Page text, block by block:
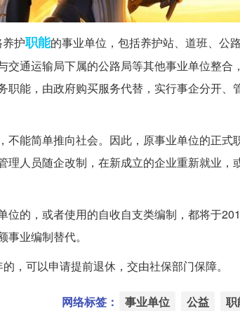
护职能的事业单位，包括养护站、道班、公
交通运输局下属的公路局等其他事业单位整
职能，由政府购买服务代替，实行事企分开
不能简单推向社会。因此，原事业单位的正
理人员随企改制，在新成立的企业重新就业
位的，或者使用的自收自支类编制，都将于
业编制替代。
，可以申请提前退休，交由社保部门保障。
网络标签： 事业单位 公益 职